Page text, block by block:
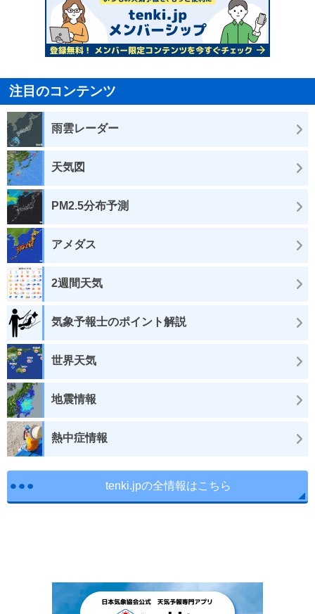
注目のコンテンツ
雨雲レーダー
天気図
PM2.5分布予測
アメダス
2週間天気
気象予報士のポイント解説
世界天気
地震情報
熱中症情報
tenki.jpの全情報はこちら